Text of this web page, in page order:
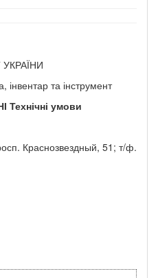
інвентар та інструмент
Технічні умови
Краснозвездный, 51; т/ф.